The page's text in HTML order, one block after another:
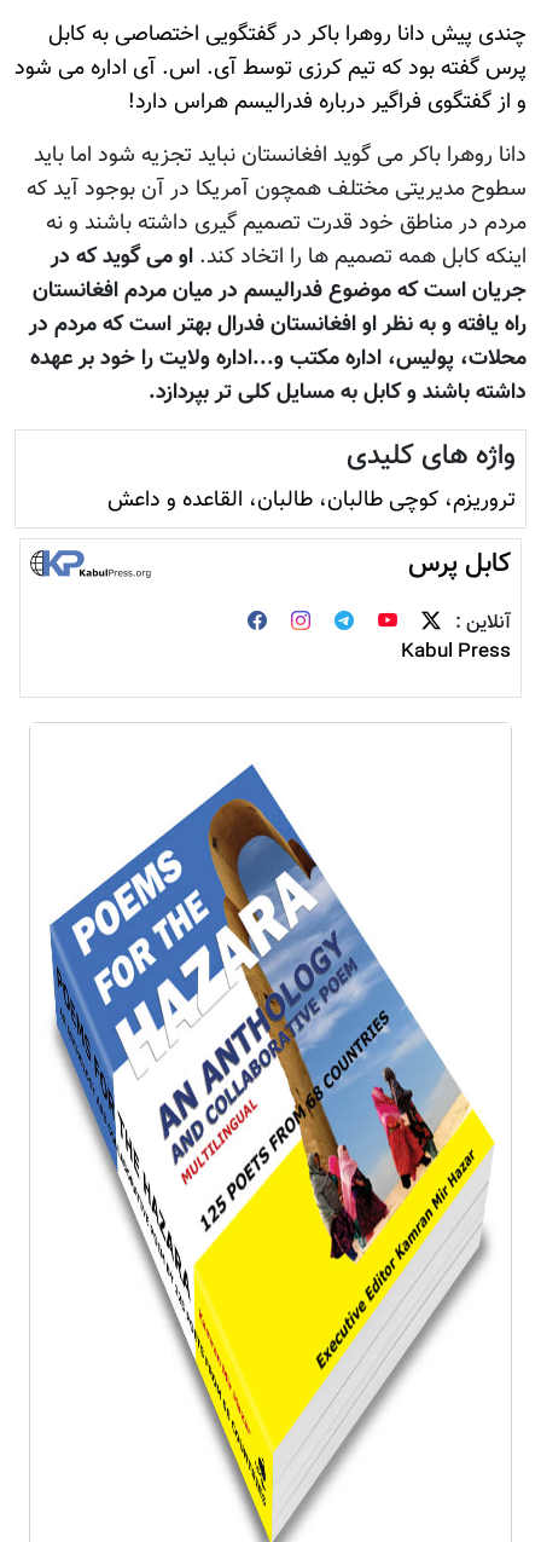
چندی پیش دانا روهرا باکر در گفتگویی اختصاصی به کابل
پرس گفته بود که تیم کرزی توسط آی. اس. آی اداره می شود
و از گفتگوی فراگیر درباره فدرالیسم هراس دارد!
دانا روهرا باکر می گوید افغانستان نباید تجزیه شود اما باید
سطوح مدیریتی مختلف همچون آمریکا در آن بوجود آید که
مردم در مناطق خود قدرت تصمیم گیری داشته باشند و نه
اینکه کابل همه تصمیم ها را اتخاد کند. او می گوید که در
جریان است که موضوع فدرالیسم در میان مردم افغانستان
راه یافته و به نظر او افغانستان فدرال بهتر است که مردم در
محلات، پولیس، اداره مکتب و...اداره ولایت را خود بر عهده
داشته باشند و کابل به مسایل کلی تر بپردازد.
واژه های کلیدی
تروريزم، کوچی طالبان، طالبان، القاعده و داعش
کابل پرس
آنلاین :
Kabul Press